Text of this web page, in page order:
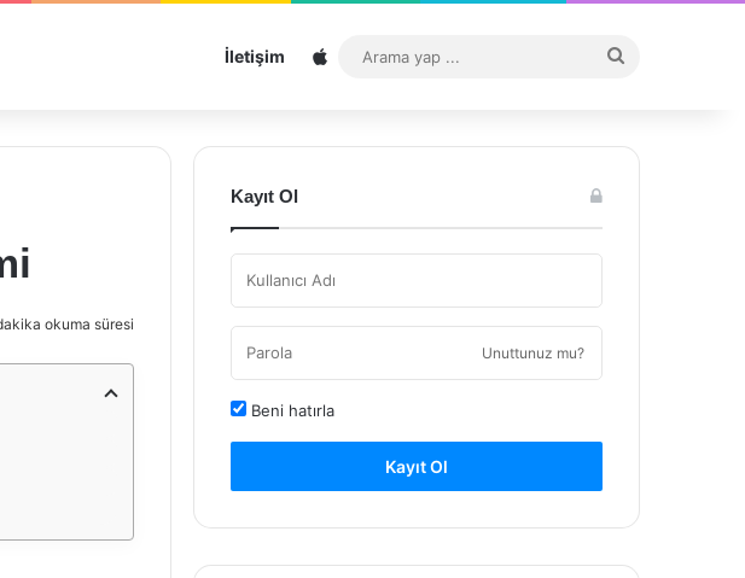
İletişim Sitemap
...
okuma süresi
Kayıt Ol
Unuttunuz mu?
Beni hatırla
Kayıt Ol